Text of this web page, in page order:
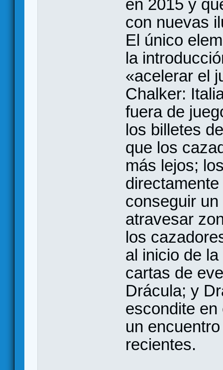
en 2015 y
con nuevas
El único
la
«acelerar el
Chalker:
fuera de
los billetes
que los
más lejos;
conseguir
atravesar
los
al inicio de
cartas de
Drácula; y
escondite
un
recientes.